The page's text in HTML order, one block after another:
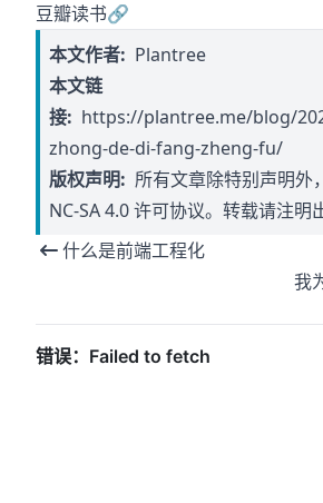
豆瓣读书🔗
本文作者: Plantree
本文链
接: https://plantree.me/blog/
zhong-de-di-fang-zheng-fu/
版权声明: 所有文章除特别声明外
NC-SA 4.0许可协议。转载请注明
什么是前端工程化
我